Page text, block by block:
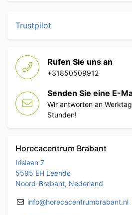
Trustpilot
Rufen Sie uns an
+31850509912
Senden Sie eine E-
Wir antworten an
Stunden!
Horecacentrum Brabant
Irislaan 7
5595 EH Leende
Noord-Brabant, Nederland
info@horecacentrumbrabant.nl